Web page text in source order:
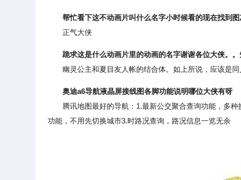
帮忙看下这不动画片叫什么名字小时候看的现在找到
正气大侠
跪求这是什么动画片里的动画的名字谢谢各位大侠。
幽灵公主和夏目友人帐的结合体。如上所说，应该是同
奥迪a6导航液晶屏接线图各脚功能说明哪位大侠有呀
腾讯地图最好的导航：1.最新公交聚合查询功能，多种
功能，不用先切换城市3.时路况查询，路况信息一览无余